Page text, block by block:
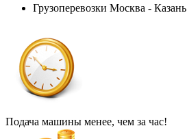
Грузоперевозки Москва - Казань
Подача машины менее, чем за час!